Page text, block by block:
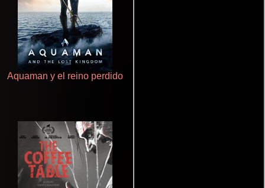
Aquaman y el reino perdido